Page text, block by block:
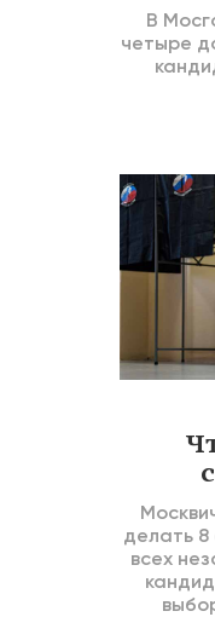
В
четыре
делать 8
всех